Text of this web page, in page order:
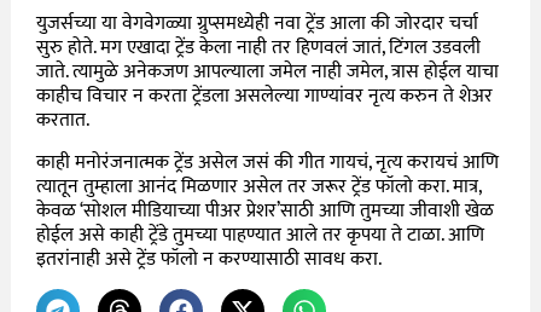
युजर्सच्या या वेगवेगळ्या ग्रुप्समध्येही नवा ट्रेंड आला की जोरदार चर्चा
सुरु होते. मग एखादा ट्रेंड केला नाही तर हिणवलं जातं, टिंगल उडवली
जाते. त्यामुळे अनेकजण आपल्याला जमेल नाही जमेल, त्रास होईल याचा
काहीच विचार न करता ट्रेंडला असलेल्या गाण्यांवर नृत्य करुन ते शेअर
करतात.
काही मनोरंजनात्मक ट्रेंड असेल जसं की गीत गायचं, नृत्य करायचं आणि
त्यातून तुम्हाला आनंद मिळणार असेल तर जरूर ट्रेंड फॉलो करा. मात्र,
केवळ ‘सोशल मीडियाच्या पीअर प्रेशर’साठी आणि तुमच्या जीवाशी खेळ
होईल असे काही ट्रेंडे तुमच्या पाहण्यात आले तर कृपया ते टाळा. आणि
इतरांनाही असे ट्रेंड फॉलो न करण्यासाठी सावध करा.